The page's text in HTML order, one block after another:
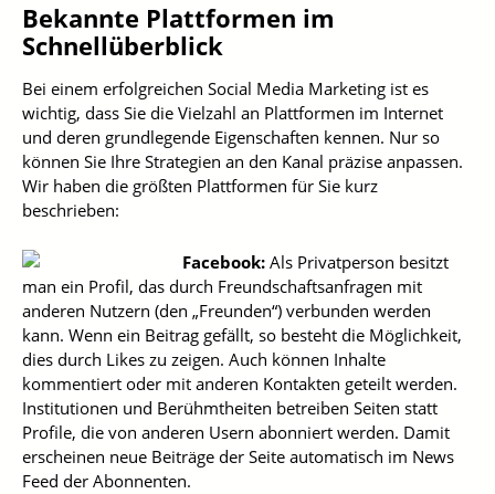
Bekannte Plattformen im
Schnellüberblick
Bei einem erfolgreichen Social Media Marketing ist es
wichtig, dass Sie die Vielzahl an Plattformen im Internet
und deren grundlegende Eigenschaften kennen. Nur so
können Sie Ihre Strategien an den Kanal präzise anpassen.
Wir haben die größten Plattformen für Sie kurz
beschrieben:
Facebook: Als Privatperson besitzt
man ein Profil, das durch Freundschaftsanfragen mit
anderen Nutzern (den „Freunden“) verbunden werden
kann. Wenn ein Beitrag gefällt, so besteht die Möglichkeit,
dies durch Likes zu zeigen. Auch können Inhalte
kommentiert oder mit anderen Kontakten geteilt werden.
Institutionen und Berühmtheiten betreiben Seiten statt
Profile, die von anderen Usern abonniert werden. Damit
erscheinen neue Beiträge der Seite automatisch im News
Feed der Abonnenten.